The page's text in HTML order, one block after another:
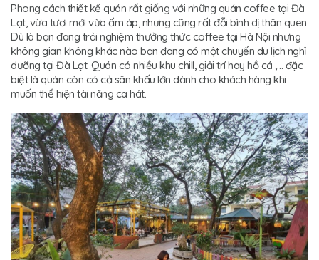
Phong cách thiết kế quán rất giống với những quán coffee tại Đà
Lạt, vừa tươi mới vừa ấm áp, nhưng cũng rất đỗi bình dị thân quen.
Dù là bạn đang trải nghiệm thưởng thức coffee tại Hà Nội nhưng
không gian không khác nào bạn đang có một chuyến du lịch nghỉ
dưỡng tại Đà Lạt. Quán có nhiều khu chill, giải trí hay hồ cá ,… đặc
biệt là quán còn có cả sân khấu lớn dành cho khách hàng khi
muốn thể hiện tài năng ca hát.